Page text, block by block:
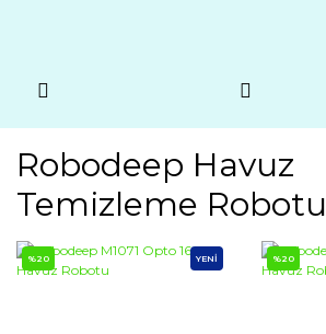
Robodeep Havuz
Temizleme Robotu
%20 YENİ %20